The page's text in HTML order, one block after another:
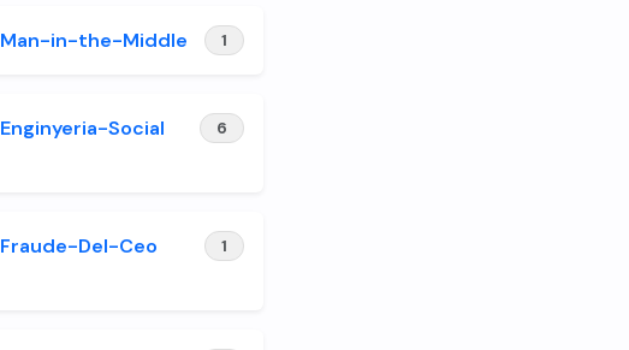
Man-in-the-Middle 1
Enginyeria-Social 6
Fraude-Del-Ceo 1